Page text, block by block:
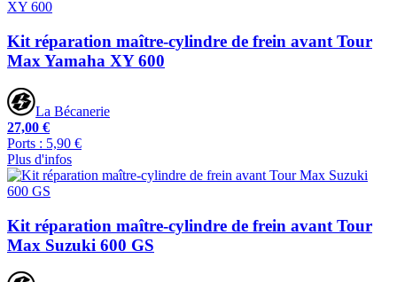
Kit réparation maître-cylindre de frein avant Tour
Max Yamaha XY 600
La Bécanerie
27,00 €
Ports : 5,90 €
Plus d'infos
Kit réparation maître-cylindre de frein avant Tour
Max Suzuki 600 GS